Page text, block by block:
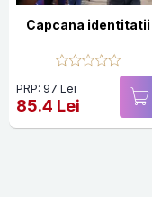
Capcana identitatii
PRP: 97 Lei
85.4 Lei